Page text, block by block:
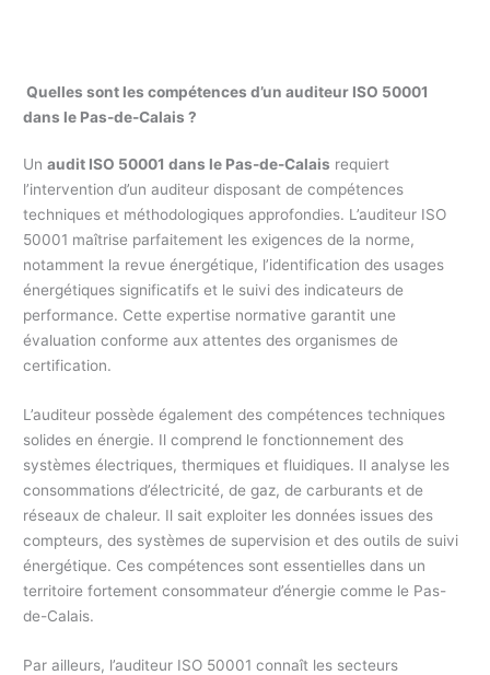
Quelles sont les compétences d’un auditeur ISO 50001
dans le Pas-de-Calais ?
Unaudit ISO 50001 dans le Pas-de-Calais requiert
l’intervention d’un auditeur disposant de compétences
techniques et méthodologiques approfondies. L’auditeur ISO
50001 maîtrise parfaitement les exigences de la norme,
notamment la revue énergétique, l’identification des usages
énergétiques significatifs et le suivi des indicateurs de
performance. Cette expertise normative garantit une
évaluation conforme aux attentes des organismes de
certification.
L’auditeur possède également des compétences techniques
solides en énergie. Il comprend le fonctionnement des
systèmes électriques, thermiques et fluidiques. Il analyse les
consommations d’électricité, de gaz, de carburants et de
réseaux de chaleur. Il sait exploiter les données issues des
compteurs, des systèmes de supervision et des outils de suivi
énergétique. Ces compétences sont essentielles dans un
territoire fortement consommateur d’énergie comme le Pas-
de-Calais.
Par ailleurs, l’auditeur ISO 50001 connaît les secteurs